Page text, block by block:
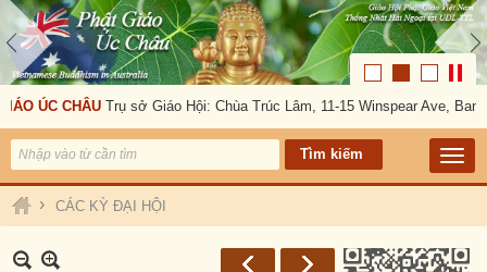
ÚC CHÂU Trụ sở Giáo Hội: Chùa Trúc Lâm, 11-15 Winspear Ave,
› CÁC KỲ ĐẠI HỘI